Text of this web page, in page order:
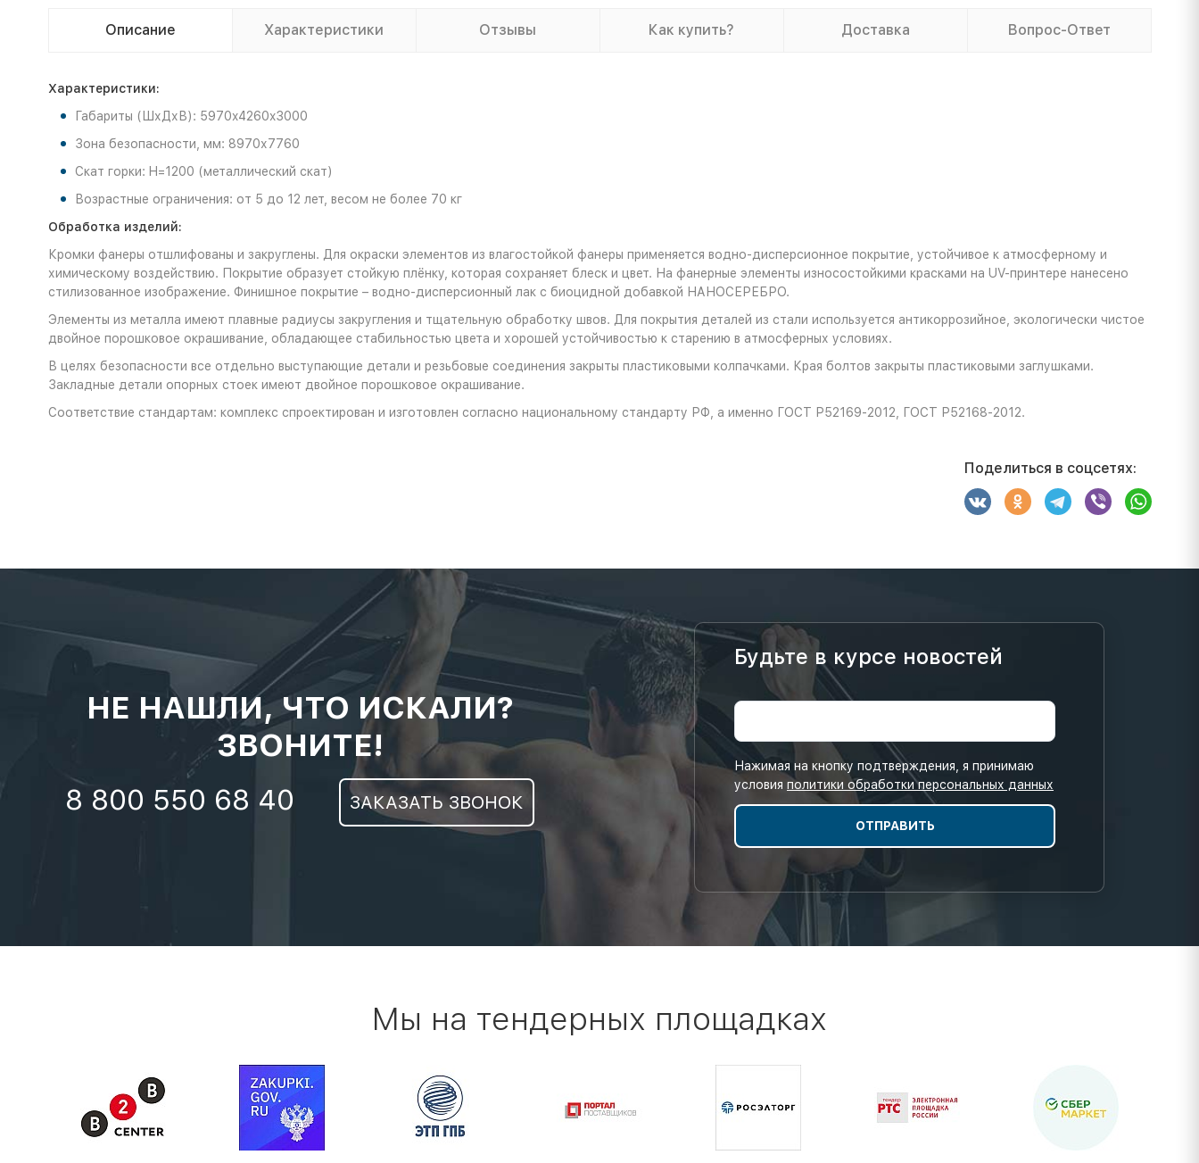
Описание Характеристики Отзывы Как купить? Доставка Вопрос-Ответ
Характеристики:
Габариты (ШхДхВ): 5970x4260x3000
Зона безопасности, мм: 8970х7760
Скат горки: H=1200 (металлический скат)
Возрастные ограничения: от 5 до 12 лет, весом не более 70 кг
Обработка изделий:
Кромки фанеры отшлифованы и закруглены. Для окраски элементов из влагостойкой фанеры применяется водно-дисперсионное покрытие, устойчивое к атмосферному и
химическому воздействию. Покрытие образует стойкую плёнку, которая сохраняет блеск и цвет. На фанерные элементы износостойкими красками на UV-принтере нанесено
стилизованное изображение. Финишное покрытие – водно-дисперсионный лак с биоцидной добавкой НАНОСЕРЕБРО.
Элементы из металла имеют плавные радиусы закругления и тщательную обработку швов. Для покрытия деталей из стали используется антикоррозийное, экологически чистое
двойное порошковое окрашивание, обладающее стабильностью цвета и хорошей устойчивостью к старению в атмосферных условиях.
В целях безопасности все отдельно выступающие детали и резьбовые соединения закрыты пластиковыми колпачками. Края болтов закрыты пластиковыми заглушками.
Закладные детали опорных стоек имеют двойное порошковое окрашивание.
Соответствие стандартам: комплекс спроектирован и изготовлен согласно национальному стандарту РФ, а именно ГОСТ Р52169-2012, ГОСТ Р52168-2012.
Поделиться в соцсетях:
НЕ НАШЛИ, ЧТО ИСКАЛИ?
ЗВОНИТЕ!
8 800 550 68 40 ЗАКАЗАТЬ ЗВОНОК
Будьте в курсе новостей
Нажимая на кнопку подтверждения, я принимаю
условия политики обработки персональных данных
Мы на тендерных площадках